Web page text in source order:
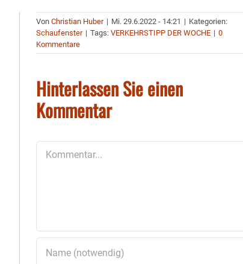
VonChristian Huber | Mi. 29.6.2022 - 14:21 | Kategorien:
Schaufenster | Tags:VERKEHRSTIPP DER WOCHE | 0
Kommentare
Hinterlassen Sie einen
Kommentar